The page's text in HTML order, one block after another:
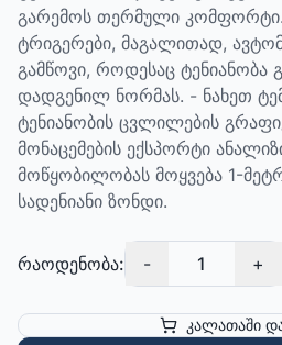
გარემოს თერმული
ტრიგერები, მაგალითად,
გამწოვი, როდესაც ტენიანობა
დადგენილ ნორმას. - ნახეთ
ტენიანობის ცვლილების
მონაცემების ექსპორტი
მოწყობილობას მოყვება 1-
სადენიანი ზონდი.
რაოდენობა: - 1 +
კალათაში